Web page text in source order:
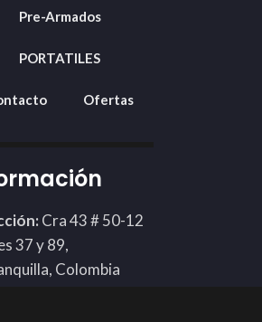
Pre-Armados
PORTATILES
Ofertas
Cra 43 # 50-12
37 y 89,
Colombia